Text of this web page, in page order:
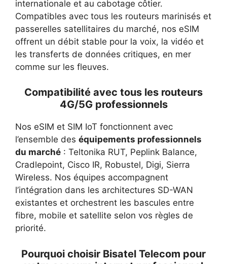
internationale et au cabotage côtier.
Compatibles avec tous les routeurs marinisés et
passerelles satellitaires du marché, nos eSIM
offrent un débit stable pour la voix, la vidéo et
les transferts de données critiques, en mer
comme sur les fleuves.
Compatibilité avec tous les routeurs
4G/5G professionnels
Nos eSIM et SIM IoT fonctionnent avec
l’ensemble des équipements professionnels
du marché : Teltonika RUT, Peplink Balance,
Cradlepoint, Cisco IR, Robustel, Digi, Sierra
Wireless. Nos équipes accompagnent
l’intégration dans les architectures SD-WAN
existantes et orchestrent les bascules entre
fibre, mobile et satellite selon vos règles de
priorité.
Pourquoi choisir Bisatel Telecom pour